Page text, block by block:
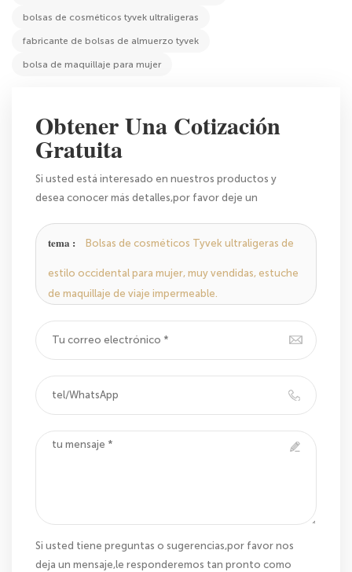
bolsas de cosméticos tyvek ultraligeras
fabricante de bolsas de almuerzo tyvek
bolsa de maquillaje para mujer
Obtener Una Cotización
Gratuita
Si usted está interesado en nuestros productos y
desea conocer más detalles,por favor deje un
podamos.
tema : Bolsas de cosméticos Tyvek ultraligeras de
estilo occidental para mujer, muy vendidas, estuche
de maquillaje de viaje impermeable.
Si usted tiene preguntas o sugerencias,por favor nos
deja un mensaje,le responderemos tan pronto como